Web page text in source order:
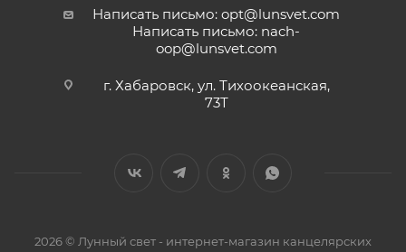
Написать письмо: opt@lunsvet.com
Написать письмо: nach-
oop@lunsvet.com
г. Хабаровск, ул. Тихоокеанская,
73Т
2026 © Лунный свет - интернет-магазин канцелярских